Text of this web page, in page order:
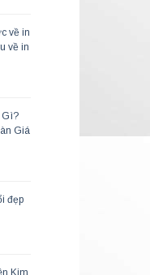
về in
về in
Gì?
Giá
đẹp